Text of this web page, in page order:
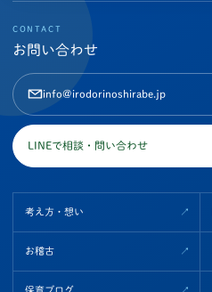
CONTACT
お問い合わせ
info@irodorinoshirabe.jp
LINEで相談・問い合わせ
考え方・想い
お稽古
保育ブログ